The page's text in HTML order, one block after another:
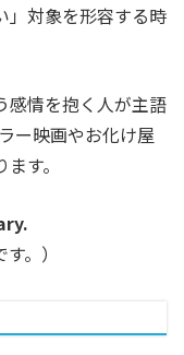
」対象を形容する時
感情を抱く人が主語
ー映画やお化け屋
す。
。）